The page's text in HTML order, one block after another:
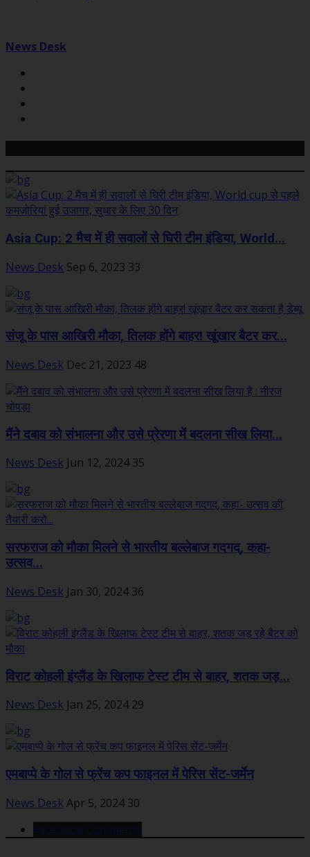
News Desk
Asia Cup: 2 मैच में ही सवालों से घिरी टीम इंडिया, World...
News Desk Sep 6, 2023 33
संजू के पास आखिरी मौका, तिलक होंगे बाहर! खूंखार बैटर कर...
News Desk Dec 21, 2023 48
मैंने दबाव को संभालना और उसे प्रेरणा में बदलना सीख लिया...
News Desk Jun 12, 2024 35
सरफराज को मौका मिलने से भारतीय बल्लेबाज गदगद्, कहा-
उत्सव...
News Desk Jan 30, 2024 36
विराट कोहली इंग्लैंड के खिलाफ टेस्ट टीम से बाहर, शतक जड़...
News Desk Jan 25, 2024 29
एमबाप्पे के गोल से फ्रेंच कप फाइनल में पेरिस सेंट-जर्मेन
News Desk Apr 5, 2024 30
Facebook Comments